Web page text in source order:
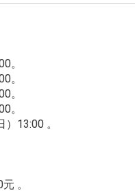
。
。
。
。
13:00 。
。